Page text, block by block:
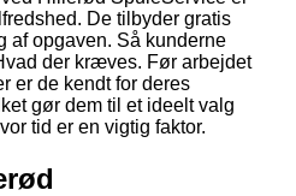
De tilbyder gratis
af opgaven. Så kunderne
der kræves. Før arbejdet
er de kendt for deres
gør dem til et ideelt valg
tid er en vigtig faktor.